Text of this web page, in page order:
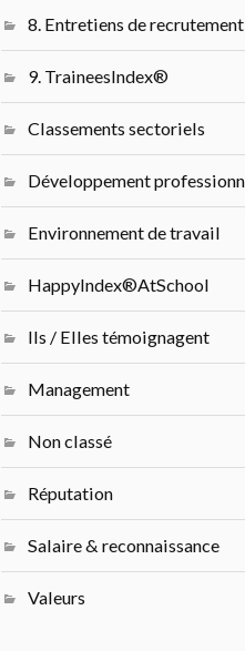
8. Entretiens de recrutement
9. TraineesIndex®
Classements sectoriels
Développement
Environnement de travail
HappyIndex®AtSchool
Ils / Elles témoignagent
Management
Non classé
Réputation
Salaire & reconnaissance
Valeurs